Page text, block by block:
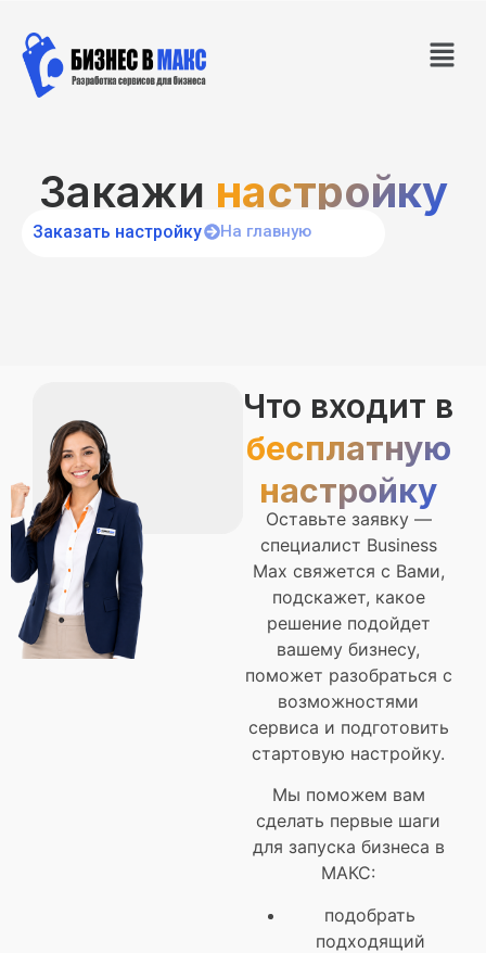
Закажи настройку
Заказать настройку На главную
Что входит в
бесплатную
настройку
Оставьте заявку —
специалист Business
Max свяжется с Вами,
подскажет, какое
решение подойдет
вашему бизнесу,
поможет разобраться с
возможностями
сервиса и подготовить
стартовую настройку.
Мы поможем вам
сделать первые шаги
для запуска бизнеса в
МАКС:
подобрать
подходящий